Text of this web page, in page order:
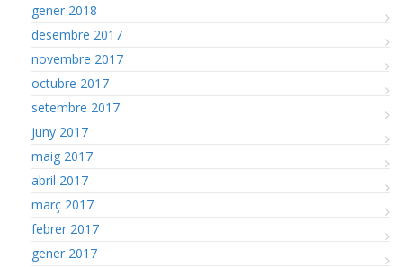
gener 2018
desembre 2017
novembre 2017
octubre 2017
setembre 2017
juny 2017
maig 2017
abril 2017
març 2017
febrer 2017
gener 2017